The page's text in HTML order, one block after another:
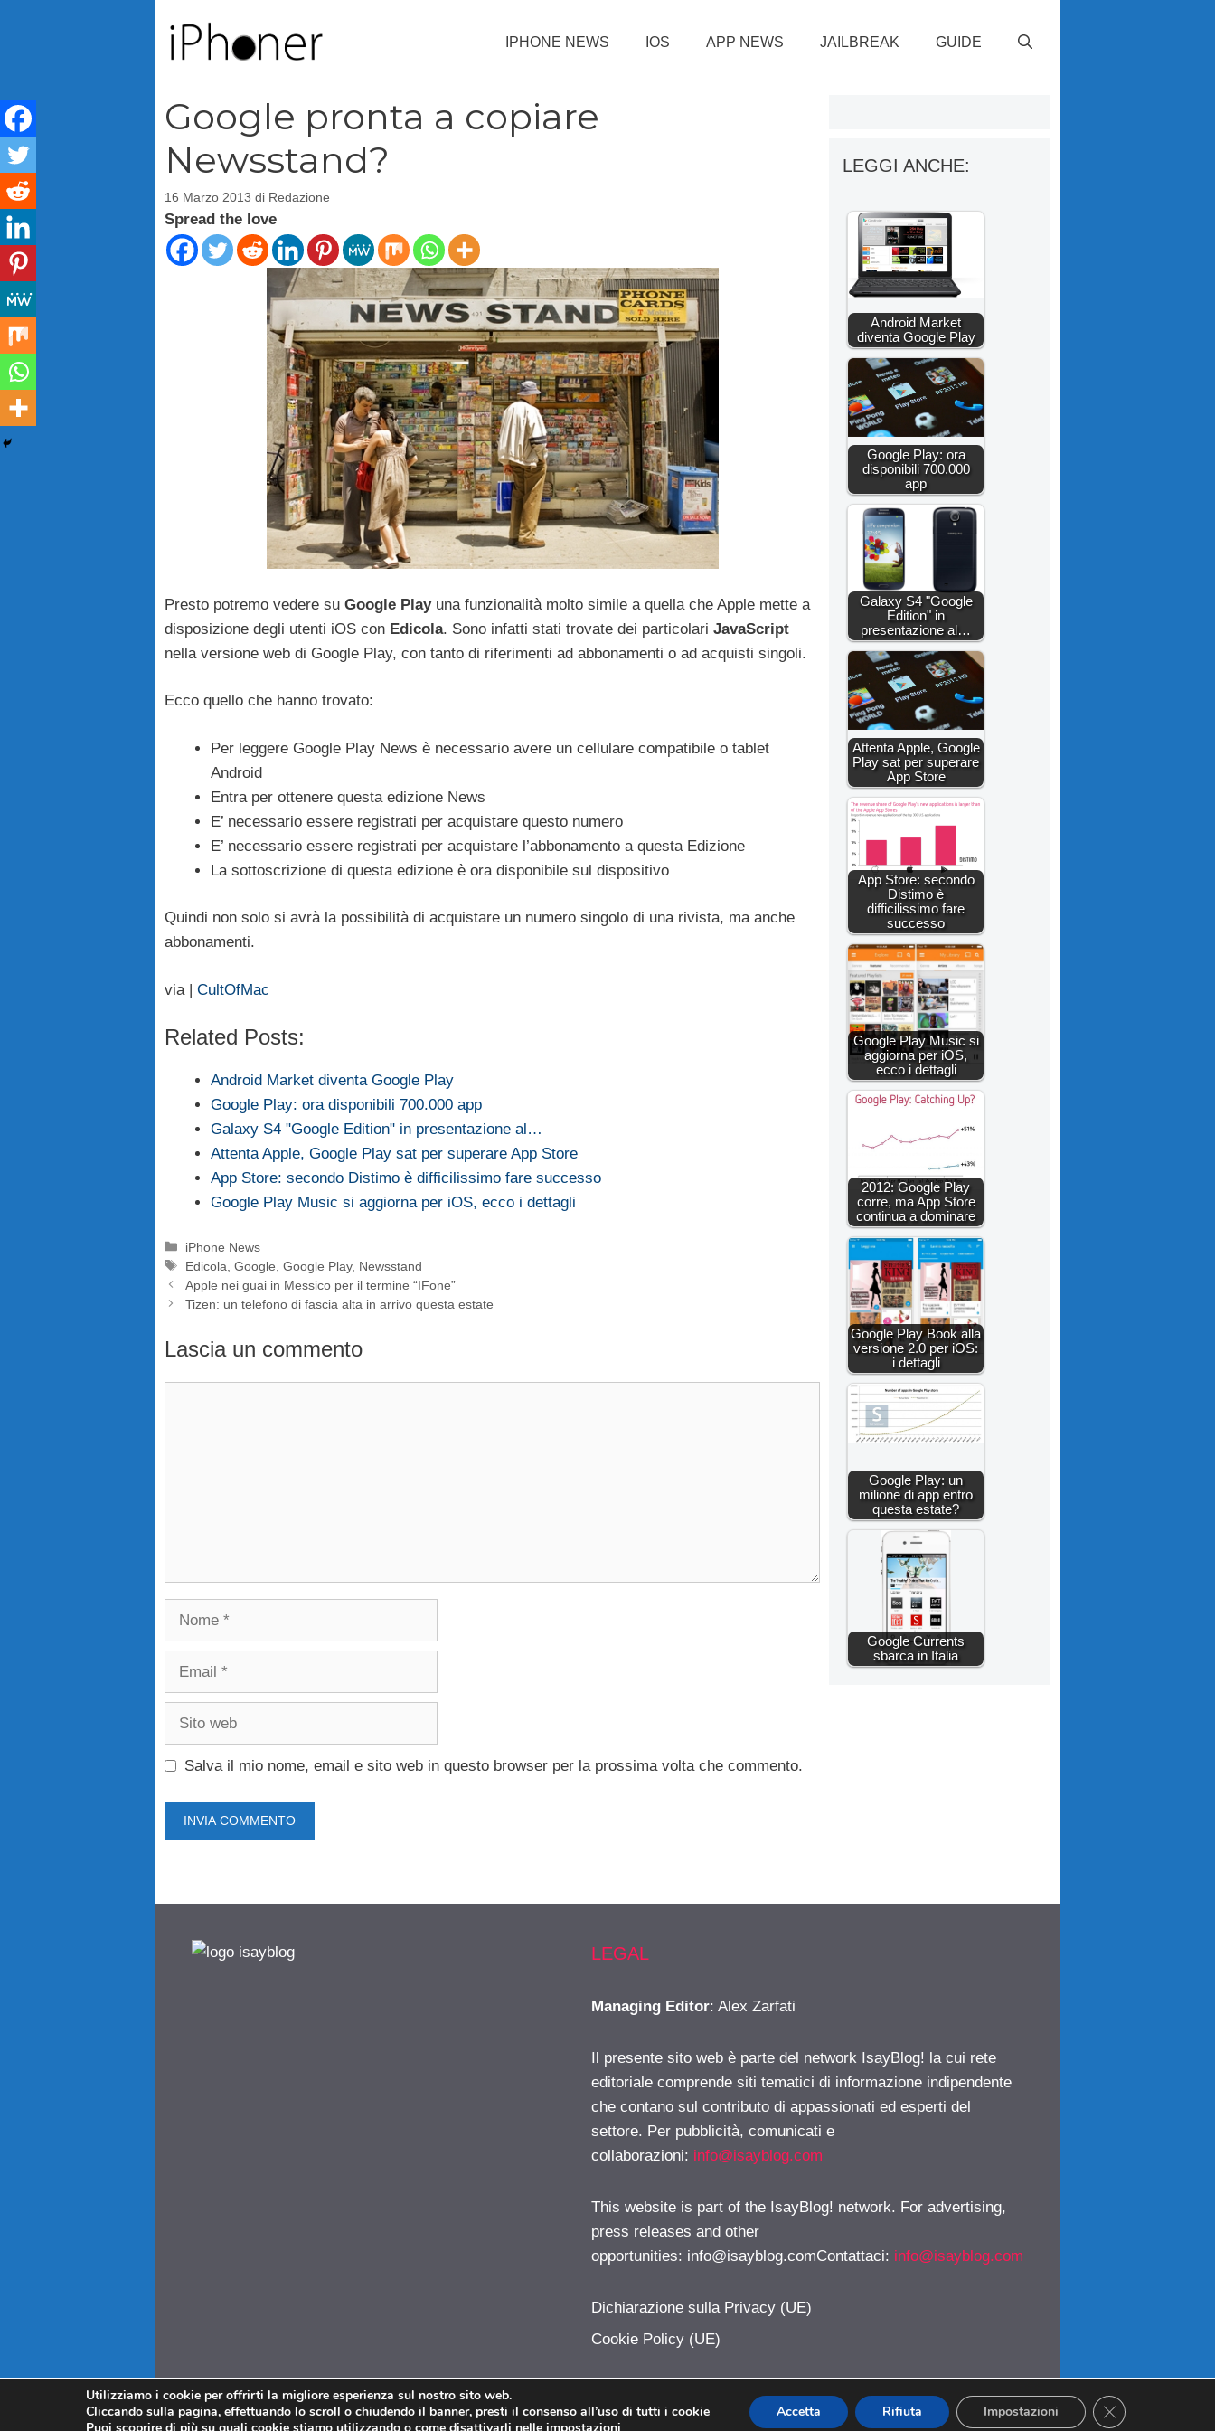
IPHONE NEWS IOS APP NEWS JAILBREAK GUIDE
Google pronta a copiare
Newsstand?
16 Marzo 2013 di Redazione
Spread the love
Presto potremo vedere su Google Playuna funzionalità molto simile a quella che Apple mette a
disposizione degli utenti iOS con Edicola. Sono infatti stati trovate dei particolari JavaScript
nella versione web di Google Play, con tanto di riferimenti ad abbonamenti o ad acquisti singoli.
Ecco quello che hanno trovato:
Per leggere Google Play News è necessario avere un cellulare compatibile o tablet
Android
Entra per ottenere questa edizione News
E’ necessario essere registrati per acquistare questo numero
E’ necessario essere registrati per acquistare l’abbonamento a questa Edizione
La sottoscrizione di questa edizione è ora disponibile sul dispositivo
Quindi non solo si avrà la possibilità di acquistare un numero singolo di una rivista, ma anche
abbonamenti.
via | CultOfMac
Related Posts:
Android Market diventa Google Play
Google Play: ora disponibili 700.000 app
Galaxy S4 "Google Edition" in presentazione al…
Attenta Apple, Google Play sat per superare App Store
App Store: secondo Distimo è difficilissimo fare successo
Google Play Music si aggiorna per iOS, ecco i dettagli
Categorie
iPhone News
Tag
Edicola ,Google ,Google Play, Newsstand
Apple nei guai in Messico per il termine “IFone”
Tizen: un telefono di fascia alta in arrivo questa estate
Lascia un commento
Nome
Email
Sito
Salva il mio nome, email e sito web in questo browser per la prossima volta che commento.
LEGGI ANCHE:
Android Market
diventa Google Play
Google Play: ora
disponibili 700.000
app
Galaxy S4 "Google
Edition" in
presentazione al…
Attenta Apple, Google
Play sat per superare
App Store
App Store: secondo
Distimo è
difficilissimo fare
successo
Google Play Music si
aggiorna per iOS,
ecco i dettagli
2012: Google Play
corre, ma App Store
continua a dominare
Google Play Book alla
versione 2.0 per iOS:
i dettagli
Google Play: un
milione di app entro
questa estate?
Google Currents
sbarca in Italia
LEGAL
Managing Editor: Alex Zarfati
Il presente sito web è parte del network IsayBlog! la cui rete
editoriale comprende siti tematici di informazione indipendente
che contano sul contributo di appassionati ed esperti del
settore. Per pubblicità, comunicati e
collaborazioni: info@isayblog.com
This website is part of the IsayBlog! network. For advertising,
press releases and other
opportunities: info@isayblog.comContattaci: info@isayblog.com
Dichiarazione sulla Privacy (UE)
Cookie Policy (UE)
iPhoner.com © 2026. All right reserverd.
Utilizziamo i cookie per offrirti la migliore esperienza sul nostro sito web.
Cliccando sulla pagina, effettuando lo scroll o chiudendo il banner, presti il consenso all’uso di tutti i cookie
Accetta Rifiuta Impostazioni CLOSE GDPR